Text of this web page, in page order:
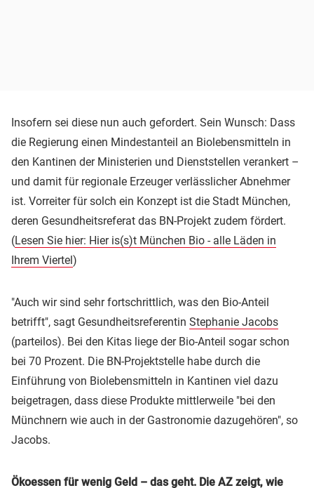
Insofern sei diese nun auch gefordert. Sein Wunsch: Dass
die Regierung einen Mindestanteil an Biolebensmitteln in
den Kantinen der Ministerien und Dienststellen verankert –
und damit für regionale Erzeuger verlässlicher Abnehmer
ist. Vorreiter für solch ein Konzept ist die Stadt München,
deren Gesundheitsreferat das BN-Projekt zudem fördert.
(Lesen Sie hier: Hier is(s)t München Bio - alle Läden in
Ihrem Viertel )
"Auch wir sind sehr fortschrittlich, was den Bio-Anteil
betrifft", sagt Gesundheitsreferentin Stephanie Jacobs
(parteilos). Bei den Kitas liege der Bio-Anteil sogar schon
bei 70 Prozent. Die BN-Projektstelle habe durch die
Einführung von Biolebensmitteln in Kantinen viel dazu
beigetragen, dass diese Produkte mittlerweile "bei den
Münchnern wie auch in der Gastronomie dazugehören", so
Jacobs.
Ökoessen für wenig Geld – das geht. Die AZ zeigt, wie